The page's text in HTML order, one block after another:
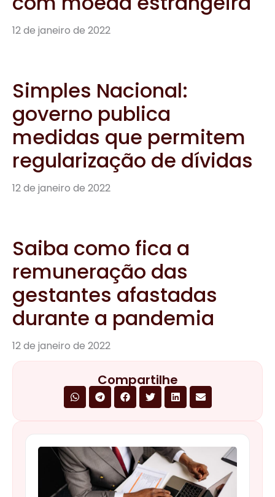
12 de janeiro de 2022
Simples Nacional:
governo publica
medidas que permitem
regularização de dívidas
12 de janeiro de 2022
Saiba como fica a
remuneração das
gestantes afastadas
durante a pandemia
12 de janeiro de 2022
Compartilhe